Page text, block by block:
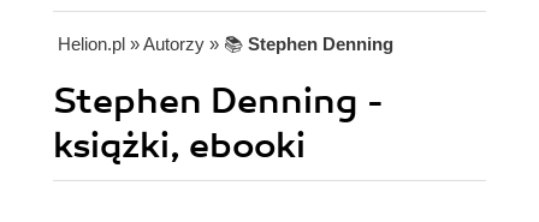
Helion.pl » Autorzy » 📚 Stephen Denning
Stephen Denning -
książki, ebooki